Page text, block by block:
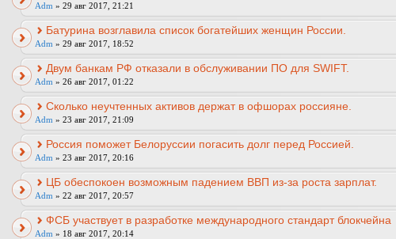
Adm » 29 авг 2017, 21:21
Батурина возглавила список богатейших женщин России.
Adm » 29 авг 2017, 18:52
Двум банкам РФ отказали в обслуживании ПО для SWIFT.
Adm » 26 авг 2017, 01:22
Сколько неучтенных активов держат в офшорах россияне.
Adm » 23 авг 2017, 21:09
Россия поможет Белоруссии погасить долг перед Россией.
Adm » 23 авг 2017, 20:16
ЦБ обеспокоен возможным падением ВВП из-за роста зарплат.
Adm » 22 авг 2017, 20:57
ФСБ участвует в разработке международного стандарт блокчейна
Adm » 18 авг 2017, 20:14